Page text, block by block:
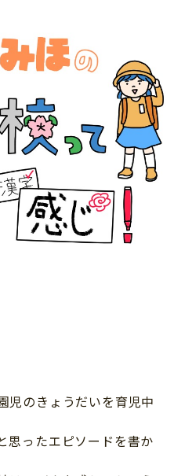
小学6年生
児のきょうだいを育児中
思ったエピソードを書か